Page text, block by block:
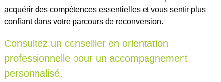
acquérir des compétences essentielles et vous sentir plus
confiant dans votre parcours de reconversion.
Consultez un conseiller en orientation
professionnelle pour un accompagnement
personnalisé.